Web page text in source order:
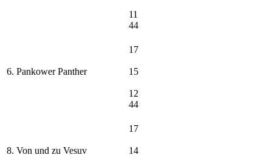
11
44
6. Pankower Panther
17
15
12
44
8. Von und zu Vesuv
17
14